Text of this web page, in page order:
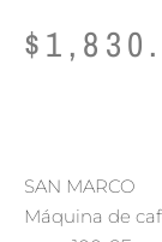
$
SAN MARCO
Máquina de